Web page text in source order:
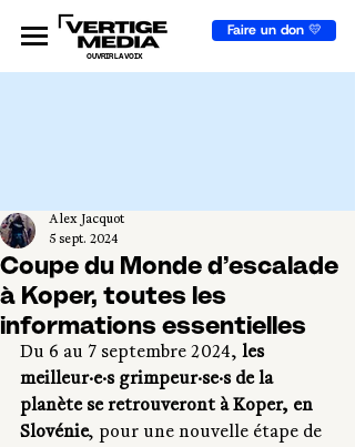
Faire un don 💛
OUVRIR LA VOIX
Coupe du Monde d’escalade
à Koper, toutes les
informations essentielles
Alex Jacquot
5 sept. 2024
Du 6 au 7 septembre 2024, les
meilleur·e·s grimpeur·se·s de la
planète se retrouveront à Koper, en
Slovénie, pour une nouvelle étape de